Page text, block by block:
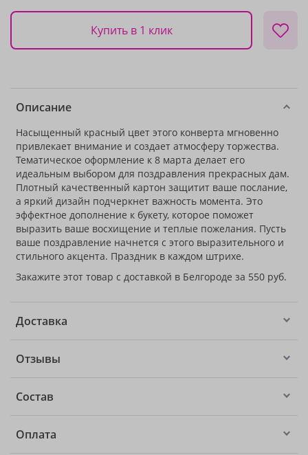
Купить в 1 клик
Описание
Насыщенный красный цвет этого конверта мгновенно
привлекает внимание и создает атмосферу торжества.
Тематическое оформление к 8 марта делает его
идеальным выбором для поздравления прекрасных дам.
Плотный качественный картон защитит ваше послание,
а яркий дизайн подчеркнет важность момента. Это
эффектное дополнение к букету, которое поможет
выразить ваше восхищение и теплые пожелания. Пусть
ваше поздравление начнется с этого выразительного и
стильного акцента. Праздник в каждом штрихе.
Закажите этот товар с доставкой в Белгороде за 550 руб.
Доставка
Отзывы
Состав
Оплата